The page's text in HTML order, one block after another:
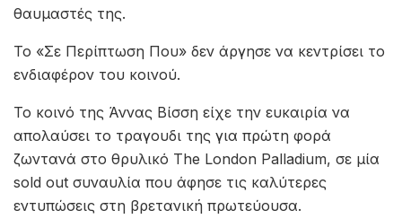
θαυμαστές της.
Το «Σε Περίπτωση Που» δεν άργησε να κεντρίσει το
ενδιαφέρον του κοινού.
Το κοινό της Άννας Βίσση είχε την ευκαιρία να
απολαύσει το τραγουδι της για πρώτη φορά
ζωντανά στο θρυλικό The London Palladium, σε μία
sold out συναυλία που άφησε τις καλύτερες
εντυπώσεις στη βρετανική πρωτεύουσα.